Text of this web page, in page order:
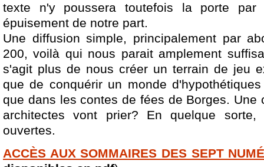
texte n'y poussera toutefois la porte par
épuisement de notre part.
Une diffusion simple, principalement par
200, voilà qui nous parait amplement
s'agit plus de nous créer un terrain de jeu
que de conquérir un monde
que dans les contes de fées de Borges. Une
architectes vont prier? En quelque
ouvertes.
ACCÈS AUX SOMMAIRES DES SEPT